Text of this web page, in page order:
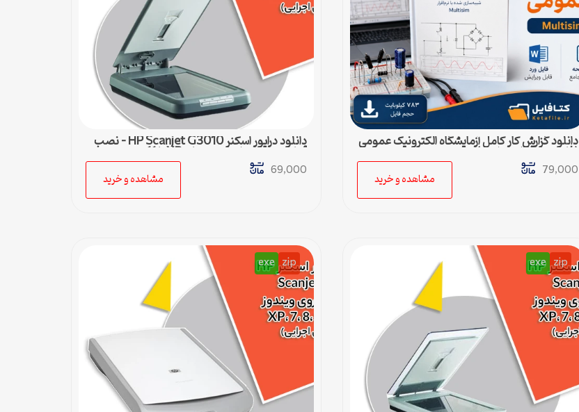
دانلود گزارش کار کامل آزمایشگاه الکترونیک عمومی
(فایل ورد قابل ویرایش)
79,000
مشاهده و خرید
دانلود درایور اسکنر HP Scanjet G3010 – نصب
آسان و سریع برای ویندوزهای XP تا 11
69,000
مشاهده و خرید
zip
exe
zip
exe